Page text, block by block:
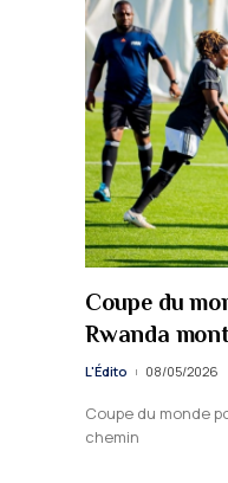
Coupe du
Rwanda
L'Édito 08/05/2026
Coupe du monde
chemin